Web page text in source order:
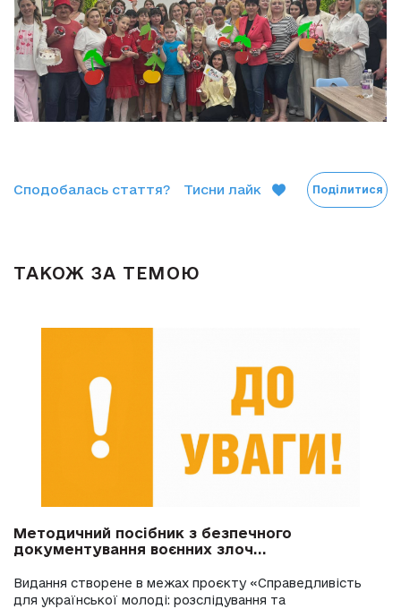
Сподобалась стаття? Тисни лайк Поділитися
ТАКОЖ ЗА ТЕМОЮ
Методичний посібник з безпечного
документування воєнних злоч...
Видання створене в межах проєкту «Справедливість
для української молоді: розслідування та